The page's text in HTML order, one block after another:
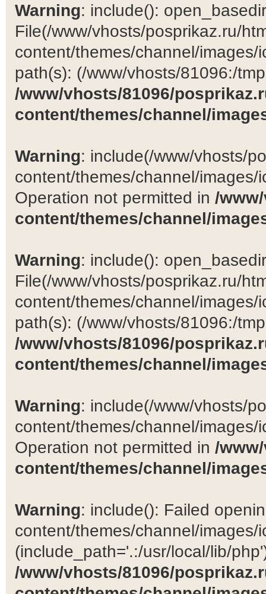
Warning: include():
File(/www/vhosts/posprikaz.ru/
content/themes/channel/
path(s): (/www/vhosts/81096:/
/www/vhosts/81096/
content/themes/channel/
Warning: include(/www/vhosts/
content/themes/channel/
Operation not permitted in /
content/themes/channel/
Warning: include():
File(/www/vhosts/posprikaz.ru/
content/themes/channel/
path(s): (/www/vhosts/81096:/
/www/vhosts/81096/
content/themes/channel/
Warning: include(/www/vhosts/
content/themes/channel/
Operation not permitted in /
content/themes/channel/
Warning: include(): Failed
content/themes/channel/images/
(include_path='.:/usr/local/lib/
/www/vhosts/81096/